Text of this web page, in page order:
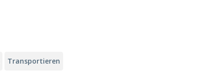
Transportieren